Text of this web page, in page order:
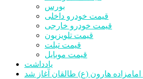
بورس
قیمت خودرو داخلی
قیمت خودرو خارجی
قیمت تلویزیون
قیمت تبلت
قیمت موبایل
یادداشت
هارون (ع) طالقان آغاز شد